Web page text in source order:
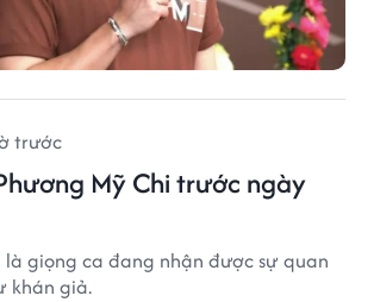
trước
Mỹ Chi trước ngày
là giọng ca đang nhận được sự quan
khán giả.